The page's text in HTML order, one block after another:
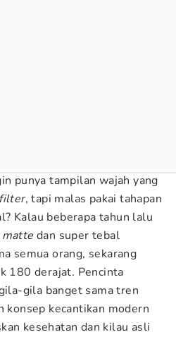
punya tampilan wajah yang
filter, tapi malas pakai tahapan
Kalau beberapa tahun lalu
matte dan super tebal
semua orang, sekarang
180 derajat. Pencinta
gila banget sama tren
konsep kecantikan modern
kesehatan dan kilau asli